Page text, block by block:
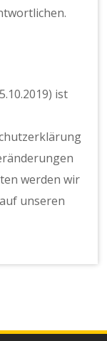
ist
werden wir
unseren